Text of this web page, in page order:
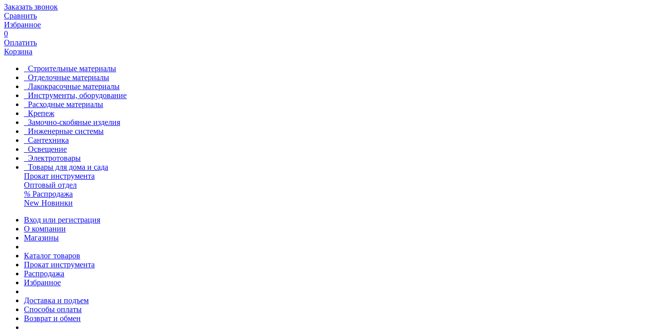
Заказать звонок
Сравнить
Избранное
0
Оплатить
Корзина
Строительные материалы
Отделочные материалы
Лакокрасочные материалы
Инструменты, оборудование
Расходные материалы
Крепеж
Замочно-скобяные изделия
Инженерные системы
Сантехника
Освещение
Электротовары
Товары для дома и сада
Прокат инструмента
Оптовый отдел
% Распродажа
New Новинки
Вход или регистрация
О компании
Магазины
Каталог товаров
Прокат инструмента
Распродажа
Избранное
Доставка и подъем
Способы оплаты
Возврат и обмен